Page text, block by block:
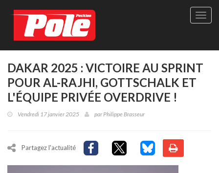
Site
DAKAR 2025 : VICTOIRE AU SPRINT
POUR AL-RAJHI, GOTTSCHALK ET
L'ÉQUIPE PRIVÉE OVERDRIVE !
Vendredi 17 janvier 2025 parPhilippe Brasseur
Partagez l'actualité